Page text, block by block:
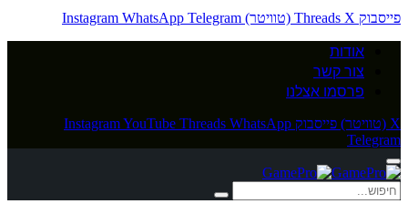
פייסבוק
Threads X (טוויטר) Instagram WhatsApp Telegram
אודות
צור קשר
פרסמו אצלנו
X (טוויטר) פייסבוק InstagramYouTube Threads WhatsApp
Telegram